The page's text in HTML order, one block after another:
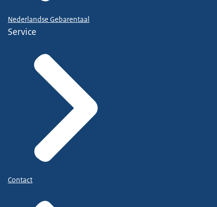
Nederlandse Gebarentaal
Service
Contact